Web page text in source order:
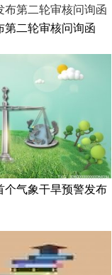
第二轮审核问询函
个气象干旱预警发布